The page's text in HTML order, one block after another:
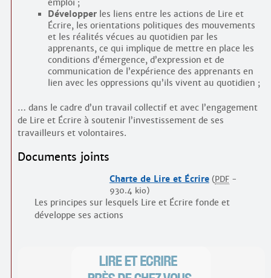
emploi ;
Développerles liens entre les actions de Lire et
Écrire, les orientations politiques des mouvements
et les réalités vécues au quotidien par les
apprenants, ce qui implique de mettre en place les
conditions d’émergence, d’expression et de
communication de l’expérience des apprenants en
lien avec les oppressions qu’ils vivent au quotidien ;
… dans le cadre d’un travail collectif et avec l’engagement
de Lire et Écrire à soutenir l’investissement de ses
travailleurs et volontaires.
Documents joints
Charte de Lire et Écrire ( PDF-
930.4 kio)
Les principes sur lesquels Lire et Écrire fonde et
développe ses actions